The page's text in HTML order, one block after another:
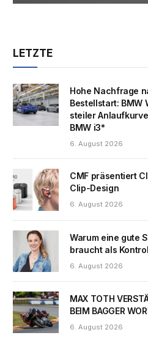
LETZTE
Hohe Nachfrage
Bestellstart: BMW
steiler
BMW i3*
6. August 2026
CMF präsentiert
Clip-Design
6. August 2026
Warum eine gute
braucht als
6. August 2026
MAX TOTH
BEIM BAGGER
6. August 2026